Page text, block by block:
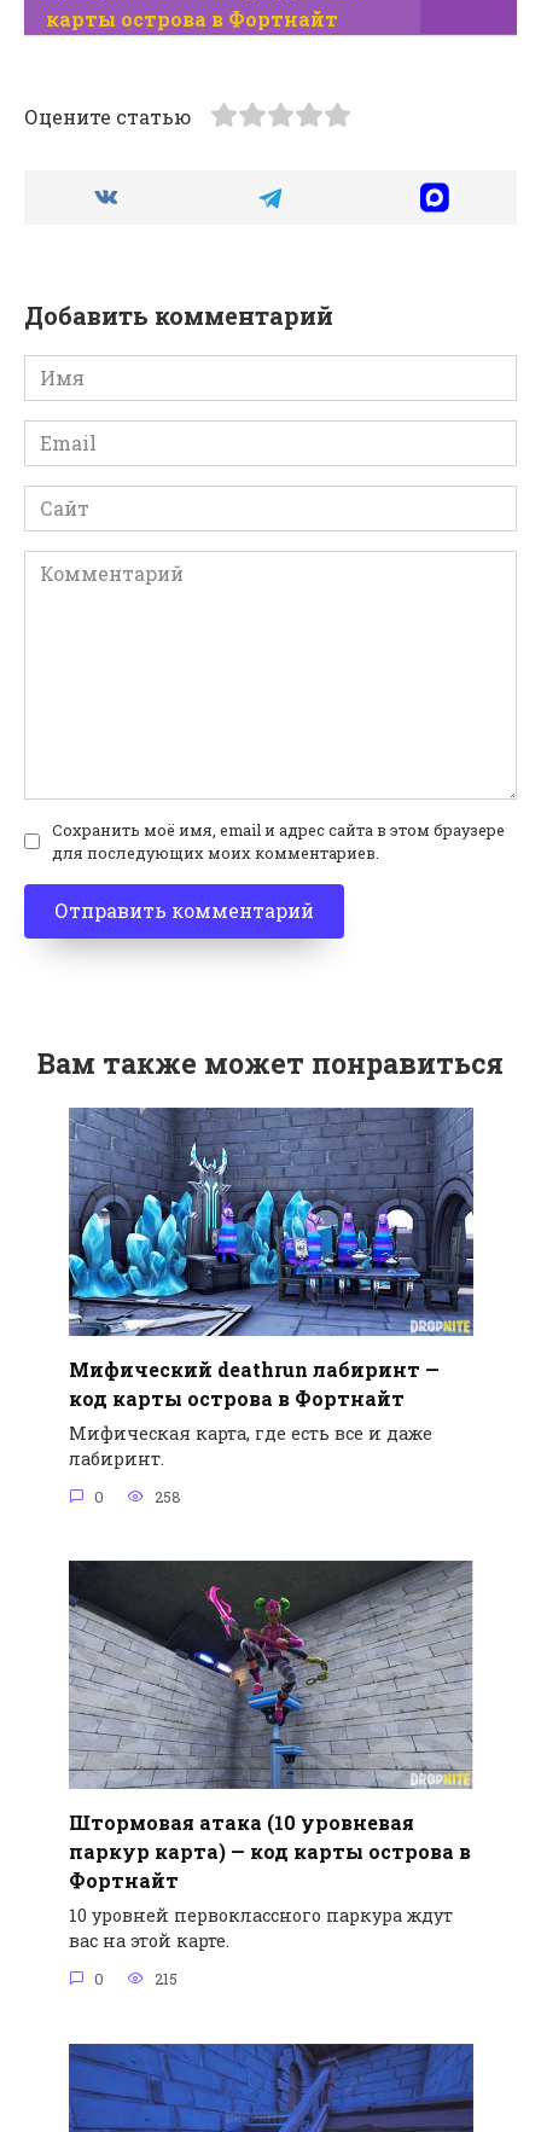
карты острова в Фортнайт
Оцените статью
Добавить комментарий
Имя
*
Email
*
Сайт
Комментарий
Сохранить моё имя, email и адрес сайта в этом браузере
для последующих моих комментариев.
Вам также может понравиться
Мифический deathrun лабиринт —
код карты острова в Фортнайт
Мифическая карта, где есть все и даже
лабиринт.
0 258
Штормовая атака (10 уровневая
паркур карта) — код карты острова в
Фортнайт
10 уровней первоклассного паркура ждут
вас на этой карте.
0 215